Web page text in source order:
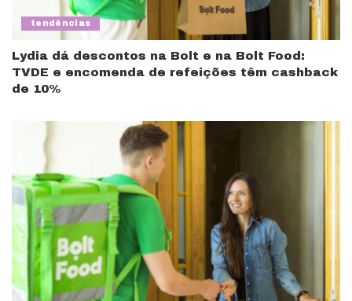
tendências
Lydia dá descontos na Bolt e na Bolt Food:
TVDE e encomenda de refeições têm cashback
de 10%